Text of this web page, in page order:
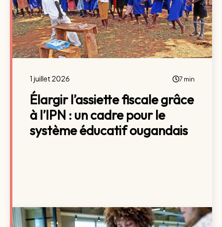
1 juillet 2026 7 min
Élargir l’assiette fiscale grâce
à l’IPN : un cadre pour le
système éducatif ougandais